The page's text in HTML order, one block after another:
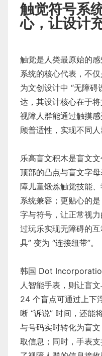
触觉符号系
心，让设计
触觉是人类最原始的
系统的核心代表，不
为文创设计中 “无障碍
达，其设计核心在于
视障人群能通过触摸
顾普适性，实现不同人
乐高盲文积木是盲文
顶部的凸点与盲文字
障儿童锻炼触觉技能
系统兼容；更贴心的
字与符号，让正常视
过玩乐实现无障碍的
具” 变为 “连接纽带”。
韩国 Dot
人智能手表，则让盲
24 个盲点可通过上下
晰 “诉说” 时间，还能
与号码实时转化为盲
取信息；同时，手表